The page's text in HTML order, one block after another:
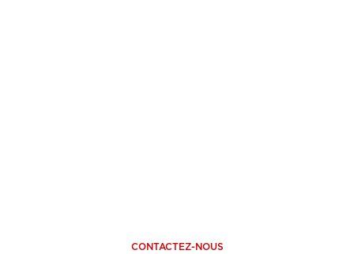
CONTACTEZ-NOUS